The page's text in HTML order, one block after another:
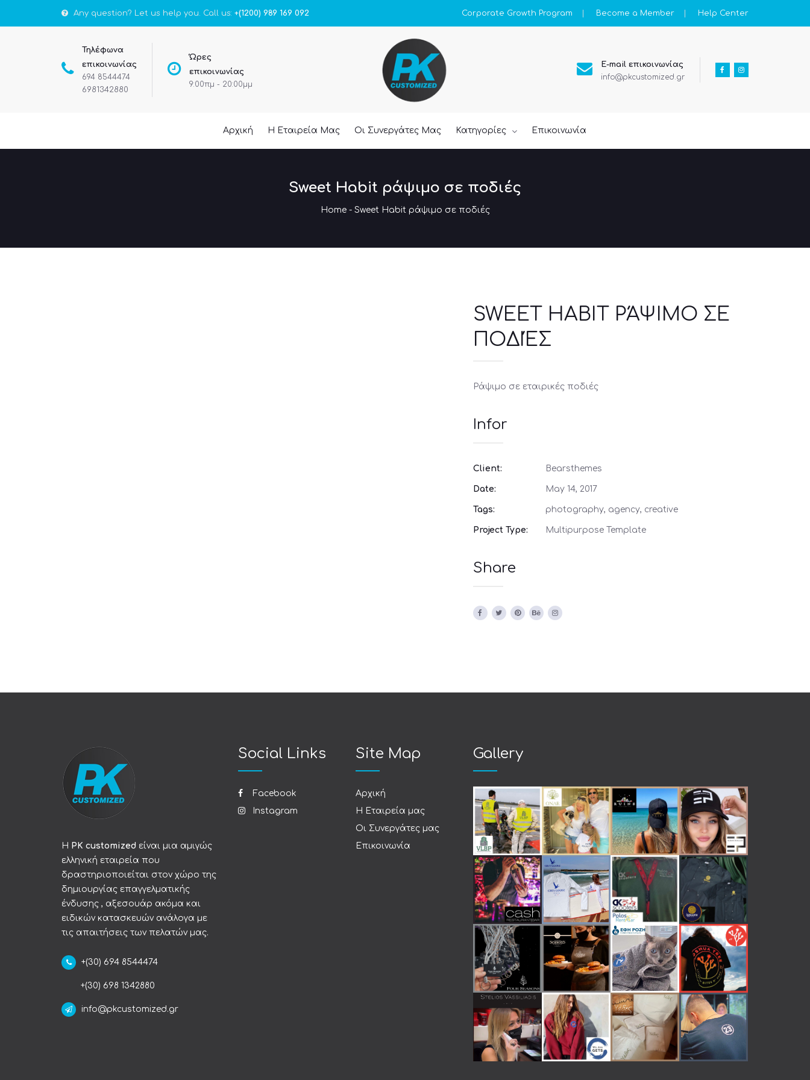
Any question? Let us help you. Call us: +(1200) 989 169 092 Corporate Growth Program Become a Member Help Center
Τηλέφωνα
επικοινωνίας
694 8544474
6981342880
Ώρες
επικοινωνίας
9:00πμ - 20:00μμ
E-mail επικοινωνίας
info@pkcustomized.gr
Αρχική Η Εταιρεία Μας Οι Συνεργάτες Μας Κατηγορίες Επικοινωνία
Sweet Habit ράψιμο σε ποδιές
Home- Sweet Habit ράψιμο σε ποδιές
SWEET HABIT ΡΆΨΙΜΟ ΣΕ
ΠΟΔΙΈΣ
Ράψιμο σε εταιρικές ποδιές
Infor
Client: Bearsthemes
Date: May 14, 2017
Tags: photography, agency, creative
Project Type: Multipurpose Template
Share
Η PK customized είναι μια αμιγώς
ελληνική εταιρεία που
δραστηριοποιείται στον χώρο της
δημιουργίας επαγγελματικής
ένδυσης , αξεσουάρ ακόμα και
ειδικών κατασκευών ανάλογα με
τις απαιτήσεις των πελατών μας.
+(30) 694 8544474
+(30) 698 1342880
info@pkcustomized.gr
Social Links
Facebook
Instagram
Site Map
Αρχική
Η Εταιρεία μας
Οι Συνεργάτες μας
Επικοινωνία
Gallery